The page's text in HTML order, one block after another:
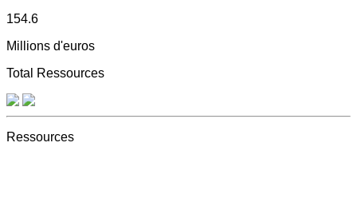
154.6
Millions d'euros
Total Ressources
Ressources